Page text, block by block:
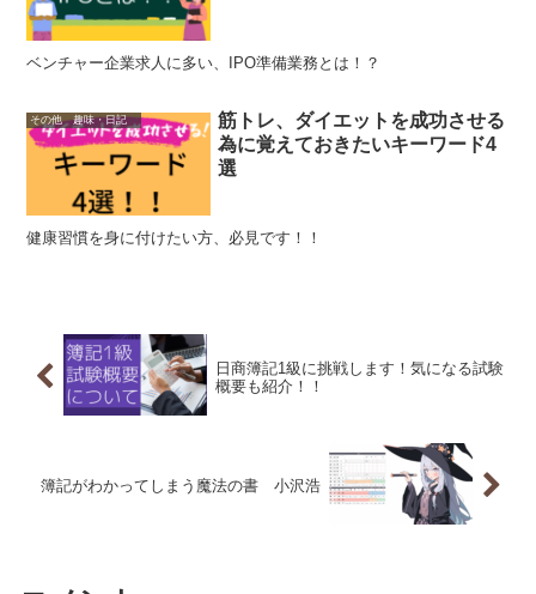
ベンチャー企業求人に多い、IPO準備業務とは！？
その他 趣味・日記
筋トレ、ダイエットを成功させる
為に覚えておきたいキーワード4
選
健康習慣を身に付けたい方、必見です！！
日商簿記1級に挑戦します！気になる試験
概要も紹介！！
簿記がわかってしまう魔法の書 小沢浩